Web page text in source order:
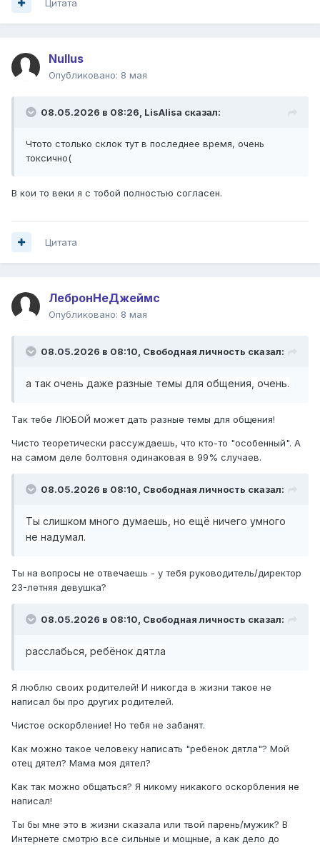
поговорка: не мешайте машине работать. Немного
Цитата
Nullus
Опубликовано: 8 мая
08.05.2026 в 08:26, LisAlisa сказал:
Чтото столько склок тут в последнее время, очень
токсично(
В кои то веки я с тобой полностью согласен.
Цитата
ЛебронНеДжеймс
Опубликовано: 8 мая
08.05.2026 в 08:10, Свободная личность сказал:
а так очень даже разные темы для общения, очень.
Так тебе ЛЮБОЙ может дать разные темы для общения!
Чисто теоретически рассуждаешь, что кто-то "особенный". А
на самом деле болтовня одинаковая в 99% случаев.
08.05.2026 в 08:10, Свободная личность сказал:
Ты слишком много думаешь, но ещё ничего умного
не надумал.
Ты на вопросы не отвечаешь - у тебя руководитель/директор
23-летняя девушка?
08.05.2026 в 08:10, Свободная личность сказал:
расслабься, ребёнок дятла
Я люблю своих родителей! И никогда в жизни такое не
написал бы про других родителей.
Чистое оскорбление! Но тебя не забанят.
Как можно такое человеку написать "ребёнок дятла"? Мой
отец дятел? Мама моя дятел?
Как так можно общаться? Я никому никакого оскорбления не
написал!
Ты бы мне это в жизни сказала или твой парень/мужик? В
Интернете смотрю все сильные и мощные, а как дело до